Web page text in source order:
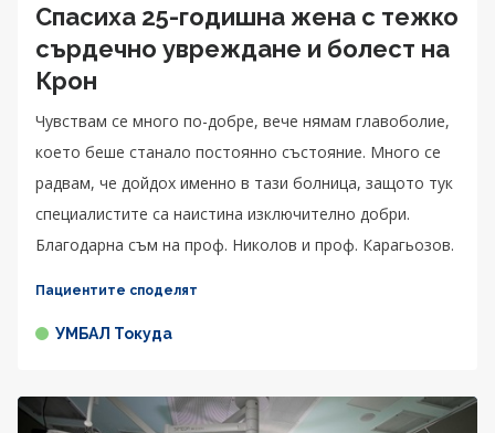
Спасиха 25-годишна жена с тежко
сърдечно увреждане и болест на
Крон
Чувствам се много по-добре, вече нямам главоболие,
което беше станало постоянно състояние. Много се
радвам, че дойдох именно в тази болница, защото тук
специалистите са наистина изключително добри.
Благодарна съм на проф. Николов и проф. Карагьозов.
Пациентите споделят
УМБАЛ Токуда